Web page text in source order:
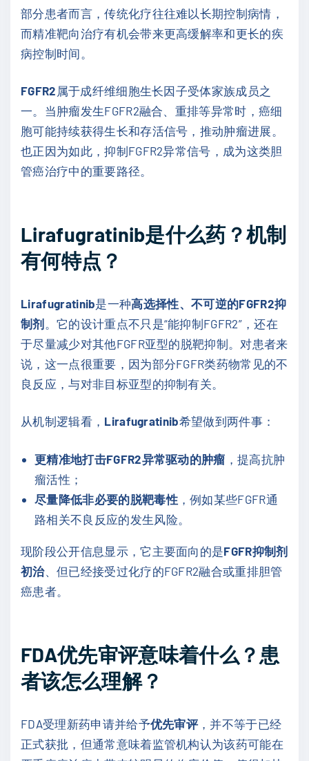
部分患者而言，传统化疗往往难以长期控制病情，
而精准靶向治疗有机会带来更高缓解率和更长的疾
病控制时间。
FGFR2 属于成纤维细胞生长因子受体家族成员之
一。当肿瘤发生FGFR2融合、重排等异常时，癌细
胞可能持续获得生长和存活信号，推动肿瘤进展。
也正因为如此，抑制FGFR2异常信号，成为这类胆
管癌治疗中的重要路径。
Lirafugratinib是什么药？机制
有何特点？
Lirafugratinib是一种高选择性、不可逆的FGFR2抑
制剂 。它的设计重点不只是“能抑制FGFR2”，还在
于尽量减少对其他FGFR亚型的脱靶抑制。对患者来
说，这一点很重要，因为部分FGFR类药物常见的不
良反应，与对非目标亚型的抑制有关。
从机制逻辑看， Lirafugratinib希望做到两件事：
更精准地打击FGFR2异常驱动的肿瘤 ，提高抗肿
瘤活性；
尽量降低非必要的脱靶毒性，例如某些FGFR通
路相关不良反应的发生风险。
现阶段公开信息显示，它主要面向的是FGFR抑制剂
初治、但已经接受过化疗的FGFR2融合或重排胆管
癌患者。
FDA优先审评意味着什么？患
者该怎么理解？
FDA受理新药申请并给予优先审评，并不等于已经
正式获批，但通常意味着监管机构认为该药可能在